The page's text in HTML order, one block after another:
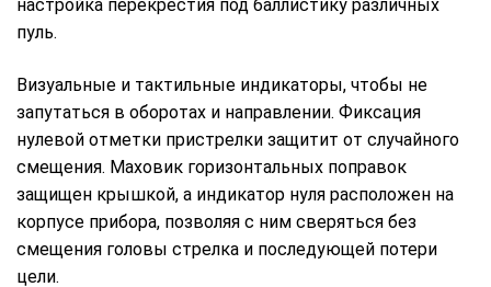
настройка перекрестия под баллистику различных
пуль.
Визуальные и тактильные индикаторы, чтобы не
запутаться в оборотах и направлении. Фиксация
нулевой отметки пристрелки защитит от случайного
смещения. Маховик горизонтальных поправок
защищен крышкой, а индикатор нуля расположен на
корпусе прибора, позволяя с ним сверяться без
смещения головы стрелка и последующей потери
цели.